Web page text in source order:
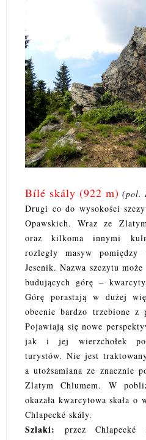
Bílé skály (922 m) (pol.
Drugi co do wysokości
Opawskich. Wraz ze
oraz kilkoma innymi
rozległy masyw
Jesenik. Nazwa szczytu
budujących górę –
Górę porastają w dużej
obecnie bardzo trzebione
Pojawiają się nowe
jak i jej wierzchołek
turystów. Nie jest
a utożsamiana ze znacznie
Zlatym Chlumem. W
okazała kwarcytowa skała o
Chlapecké skály.
Szlaki: przez